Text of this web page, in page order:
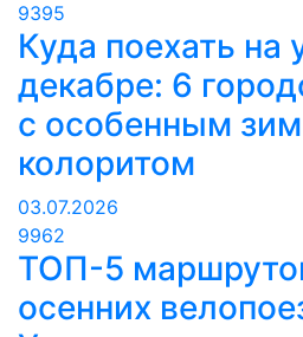
9395
Куда поехать на
декабре: 6
с особенным
колоритом
03.07.2026
9962
ТОП-5
осенних